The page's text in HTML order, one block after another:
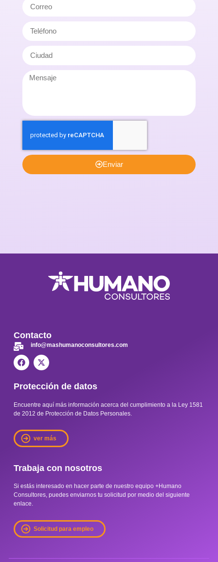
Enviar
Contacto
info@mashumanoconsultores.com
Protección de datos
Encuentre aquí más información acerca del cumplimiento a la Ley 1581
de 2012 de Protección de Datos Personales.
ver más
Trabaja con nosotros
Si estás interesado en hacer parte de nuestro equipo +Humano
Consultores, puedes enviarnos tu solicitud por medio del siguiente
enlace.
Solicitud para empleo